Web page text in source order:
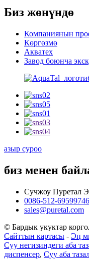
Биз жөнүндө
Компаниянын
Көргөзмө
Акватех
Завод боюнча
азыр суроо
биз менен
Сучжоу Пуретал
0086-512-69599746
sales@puretal.com
© Бардык укуктар
Сайттын картасы - Эң
Суу негизиндеги аба
диспенсер, Суу аба